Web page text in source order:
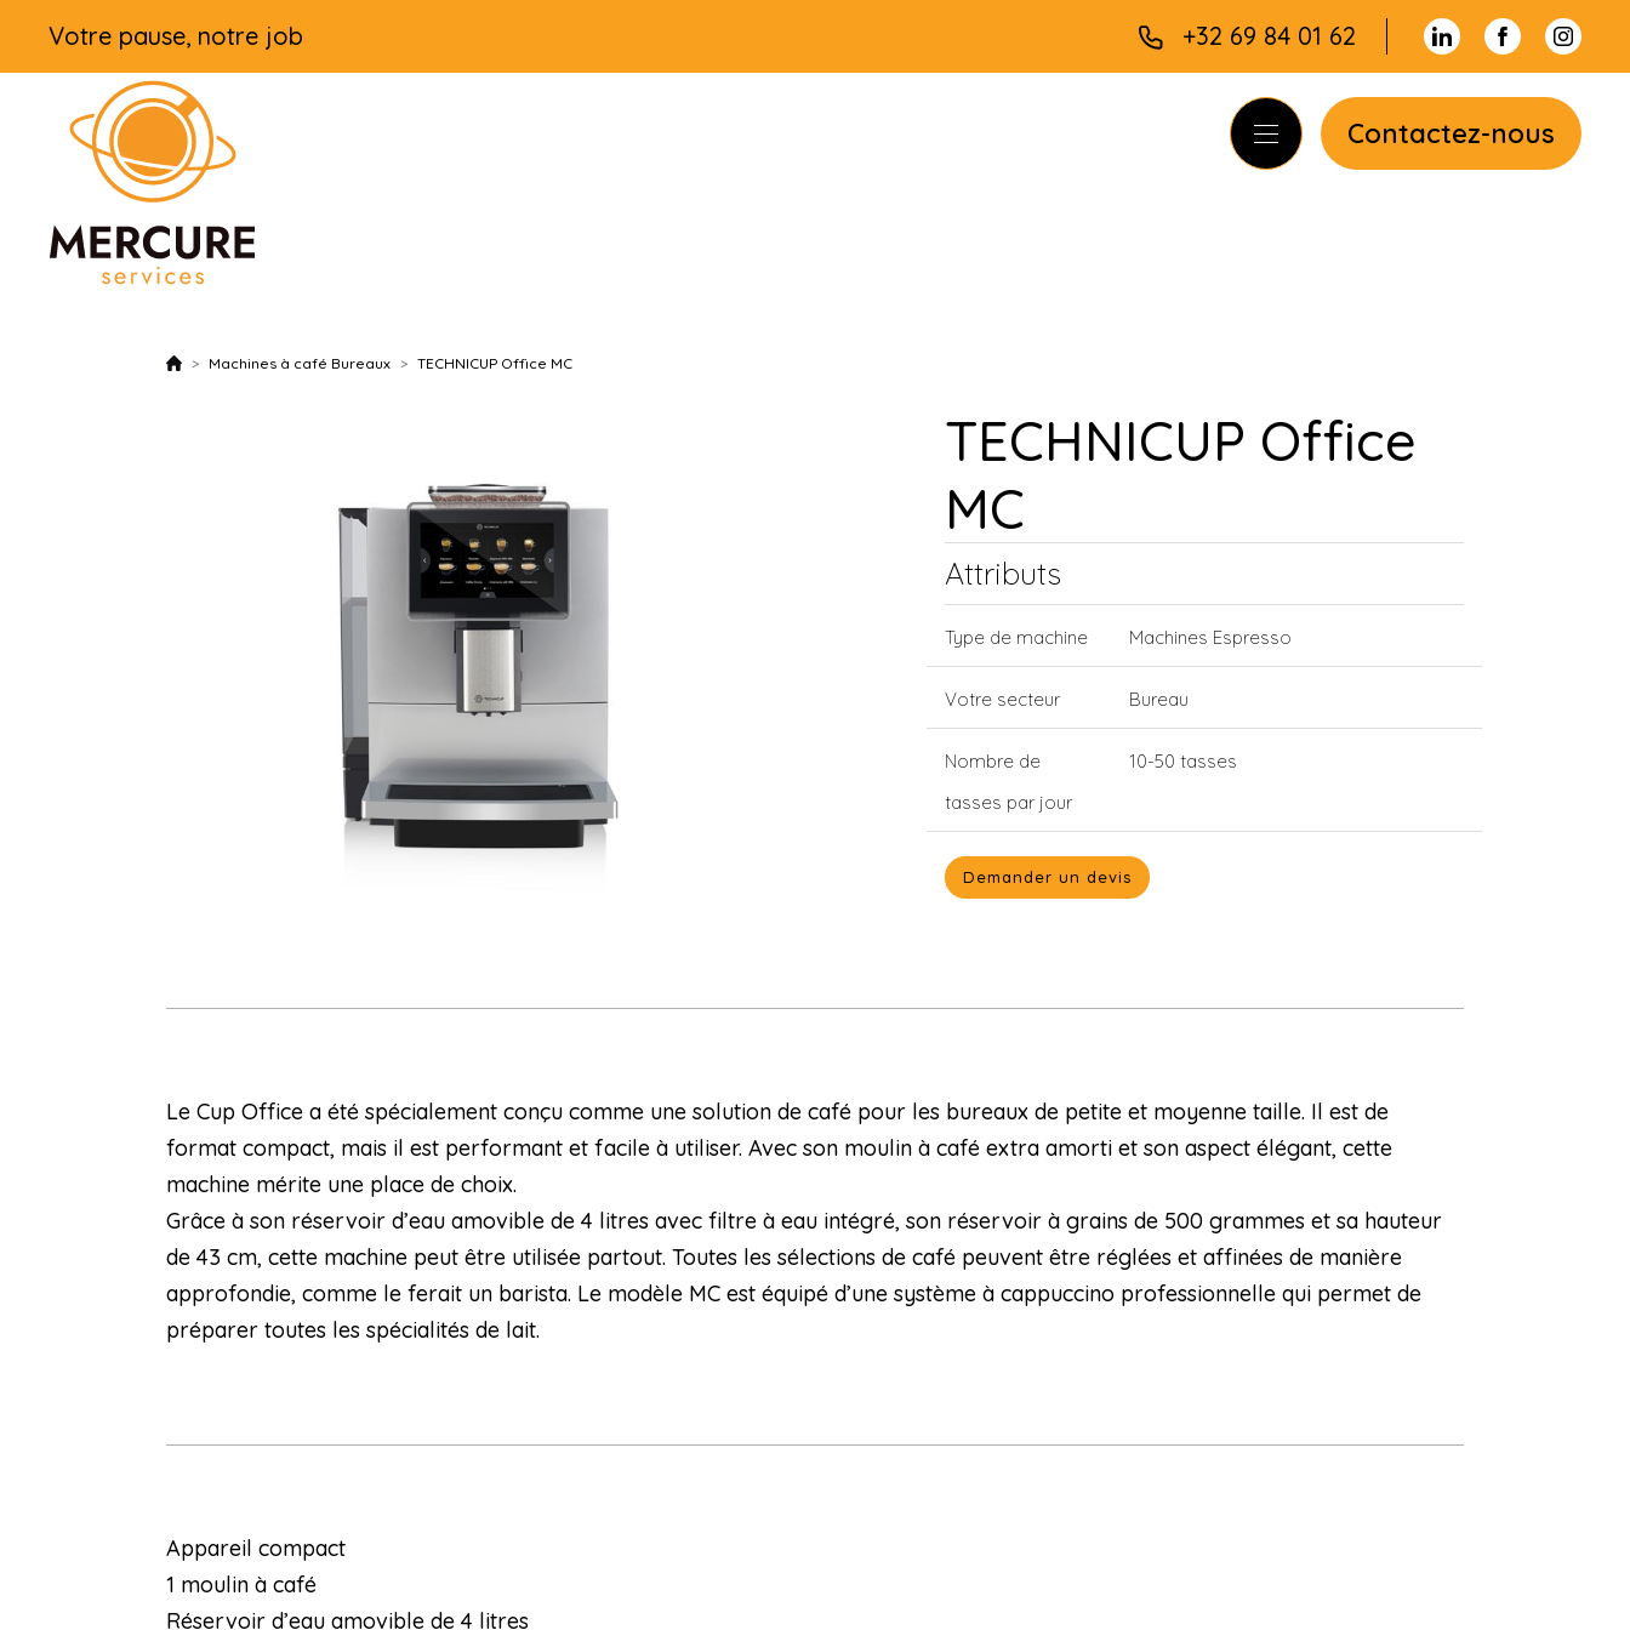
Votre pause, notre job +32 69 84 01 62
Contactez-nous
Machines à café Bureaux TECHNICUP Office MC
TECHNICUP Office
MC
Attributs
Type de machine Machines Espresso
Votre secteur Bureau
Nombre de
tasses par jour
10-50 tasses
Demander un devis
Le Cup Office a été spécialement conçu comme une solution de café pour les bureaux de petite et moyenne taille. Il est de
format compact, mais il est performant et facile à utiliser. Avec son moulin à café extra amorti et son aspect élégant, cette
machine mérite une place de choix.
Grâce à son réservoir d’eau amovible de 4 litres avec filtre à eau intégré, son réservoir à grains de 500 grammes et sa hauteur
de 43 cm, cette machine peut être utilisée partout. Toutes les sélections de café peuvent être réglées et affinées de manière
approfondie, comme le ferait un barista. Le modèle MC est équipé d’une système à cappuccino professionnelle qui permet de
préparer toutes les spécialités de lait.
Appareil compact
1 moulin à café
Réservoir d’eau amovible de 4 litres